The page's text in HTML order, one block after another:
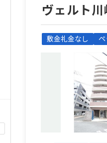
ヴェルト
敷金礼金なし